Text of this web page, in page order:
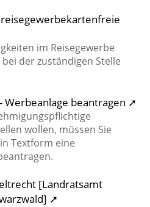
im Reisegewerbe
der zuständigen Stelle
Werbeanlage beantragen ➚
wollen, müssen Sie
Textform eine
[Landratsamt
➚